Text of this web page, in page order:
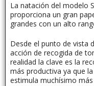
La natación del modelo
proporciona un gran
grandes con un alto
Desde el punto de vista
acción de recogida de
realidad la clave es la
más productiva ya que
estimula muchísimo